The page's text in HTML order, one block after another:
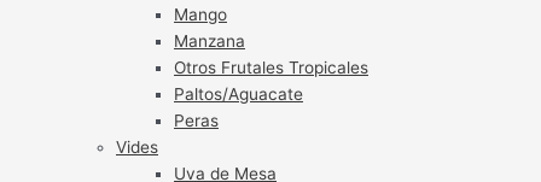
Mango
Manzana
Otros Frutales Tropicales
Paltos/Aguacate
Peras
Vides
Uva de Mesa